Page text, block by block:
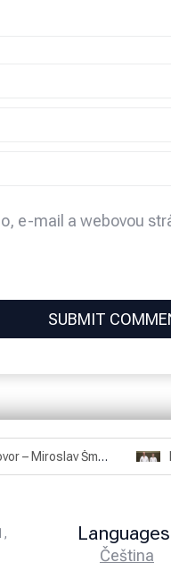
e-mail a webovou
Rozhovor – Miroslav Šmíd – 22.3.2025
Čeština